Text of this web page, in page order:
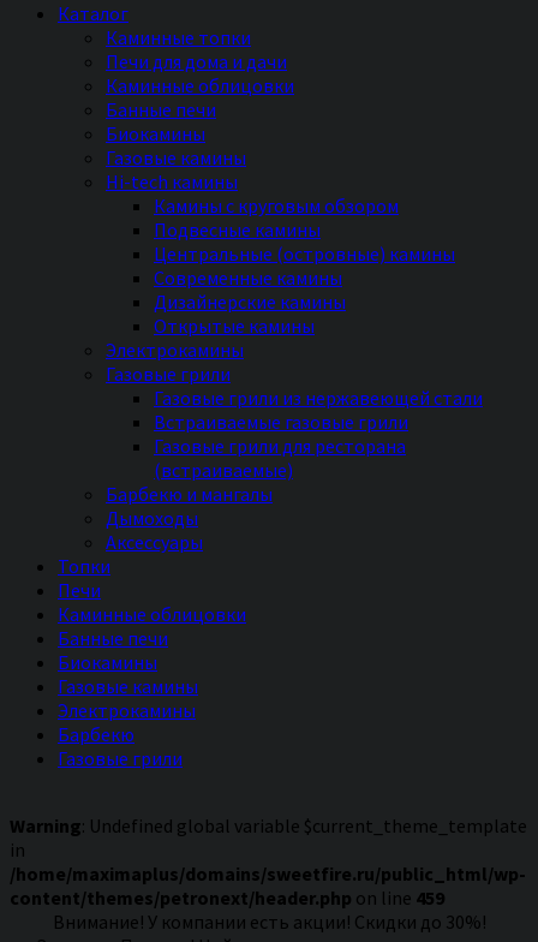
Каталог
Каминные топки
Печи для дома и дачи
Каминные облицовки
Банные печи
Биокамины
Газовые камины
Hi-tech камины
Камины с круговым обзором
Подвесные камины
Центральные (островные) камины
Современные камины
Дизайнерские камины
Открытые камины
Электрокамины
Газовые грили
Газовые грили из нержавеющей стали
Встраиваемые газовые грили
Газовые грили для ресторана
(встраиваемые)
Барбекю и мангалы
Дымоходы
Аксессуары
Топки
Печи
Каминные облицовки
Банные печи
Биокамины
Газовые камины
Электрокамины
Барбекю
Газовые грили
Warning: Undefined global variable $current_theme_template
in
/home/maximaplus/domains/sweetfire.ru/public_html/wp-
content/themes/petronext/header.php on line 459
Внимание! У компании есть акции! Скидки до 30%!